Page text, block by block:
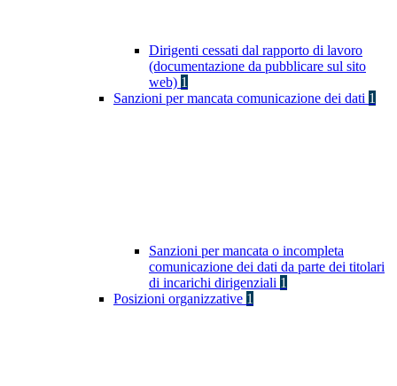
Dirigenti cessati dal rapporto di lavoro
(documentazione da pubblicare sul sito
web) 1
Sanzioni per mancata comunicazione dei dati 1
Sanzioni per mancata o incompleta
comunicazione dei dati da parte dei titolari
di incarichi dirigenziali 1
Posizioni organizzative 1